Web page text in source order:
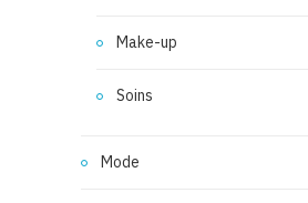
Make-up
Soins
Mode